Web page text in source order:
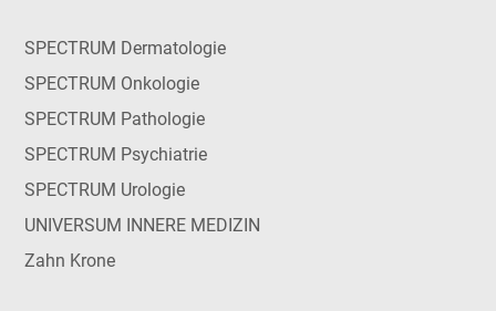
SPECTRUM Dermatologie
SPECTRUM Onkologie
SPECTRUM Pathologie
SPECTRUM Psychiatrie
SPECTRUM Urologie
UNIVERSUM INNERE MEDIZIN
Zahn Krone